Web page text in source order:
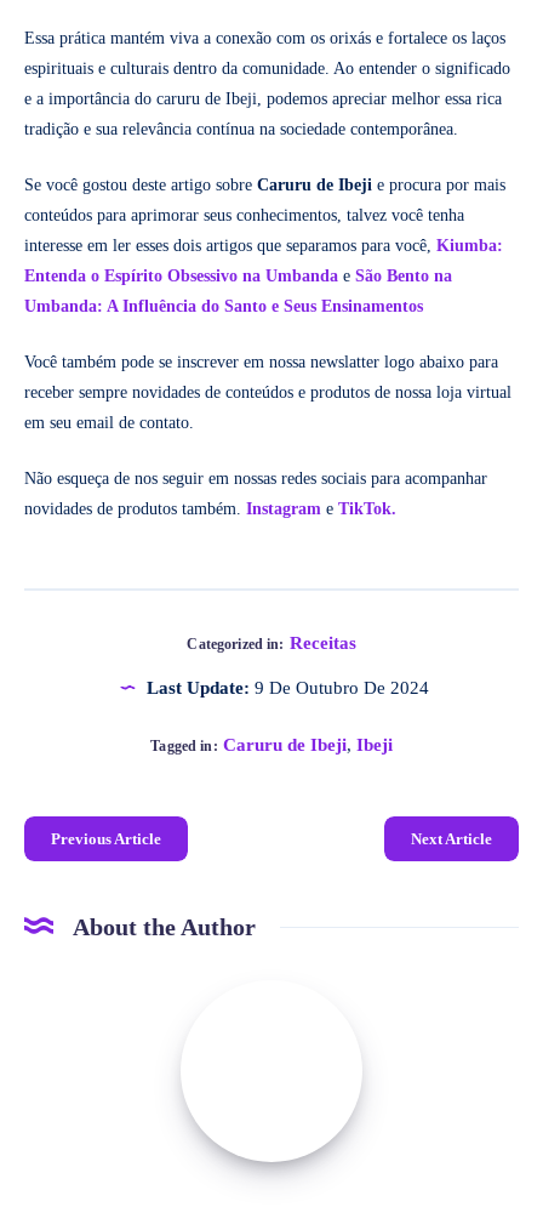
Essa prática mantém viva a conexão com os orixás e fortalece os laços
espirituais e culturais dentro da comunidade. Ao entender o significado
e a importância do caruru de Ibeji, podemos apreciar melhor essa rica
tradição e sua relevância contínua na sociedade contemporânea.
Se você gostou deste artigo sobre Caruru de Ibeji e procura por mais
conteúdos para aprimorar seus conhecimentos, talvez você tenha
interesse em ler esses dois artigos que separamos para você, Kiumba:
Entenda o Espírito Obsessivo na Umbanda e São Bento na
Umbanda: A Influência do Santo e Seus Ensinamentos
Você também pode se inscrever em nossa newslatter logo abaixo para
receber sempre novidades de conteúdos e produtos de nossa loja virtual
em seu email de contato.
Não esqueça de nos seguir em nossas redes sociais para acompanhar
novidades de produtos também. Instagram e TikTok.
Categorized in: Receitas
Last Update: 9 De Outubro De 2024
Tagged in: Caruru de Ibeji, Ibeji
Previous Article Next Article
About the Author